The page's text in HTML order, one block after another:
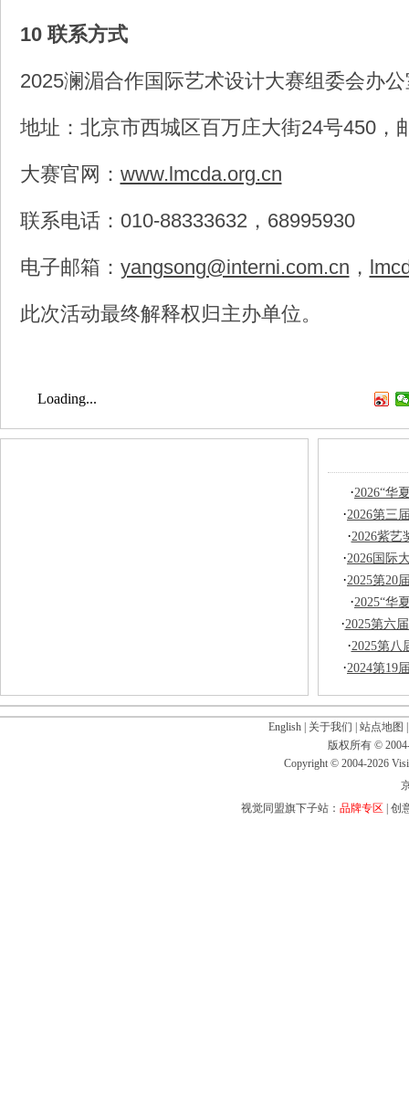
10 联系方式
2025澜湄合作国际艺术设计大赛组委会办
地址：北京市西城区百万庄大街24号450，
大赛官网： www.lmcda.org.cn
联系电话：010-88333632，68995930
电子邮箱： yangsong@interni.com.cn ，
此次活动最终解释权归主办单位。
Loading...
·2026“华
·2026第三
·2026紫艺
·2026国际
·2025第20
·2025“华
·2025第六
·2025第八
·2024第19
English 关于我们 站点地图
版权所有 ©
Copyright © 2004-2026
视觉同盟旗下子站： 品牌专区 创